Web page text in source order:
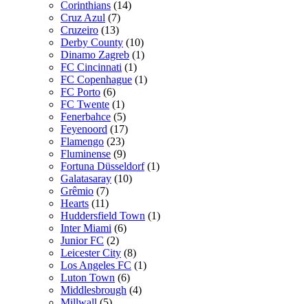
Corinthians (14)
Cruz Azul (7)
Cruzeiro (13)
Derby County (10)
Dinamo Zagreb (1)
FC Cincinnati (1)
FC Copenhague (1)
FC Porto (6)
FC Twente (1)
Fenerbahce (5)
Feyenoord (17)
Flamengo (23)
Fluminense (9)
Fortuna Düsseldorf (1)
Galatasaray (10)
Grêmio (7)
Hearts (11)
Huddersfield Town (1)
Inter Miami (6)
Junior FC (2)
Leicester City (8)
Los Angeles FC (1)
Luton Town (6)
Middlesbrough (4)